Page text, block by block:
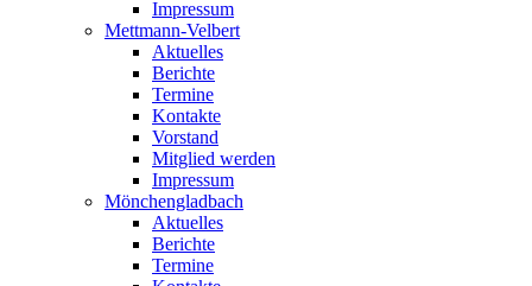
Impressum
Mettmann-Velbert
Aktuelles
Berichte
Termine
Kontakte
Vorstand
Mitglied werden
Impressum
Mönchengladbach
Aktuelles
Berichte
Termine